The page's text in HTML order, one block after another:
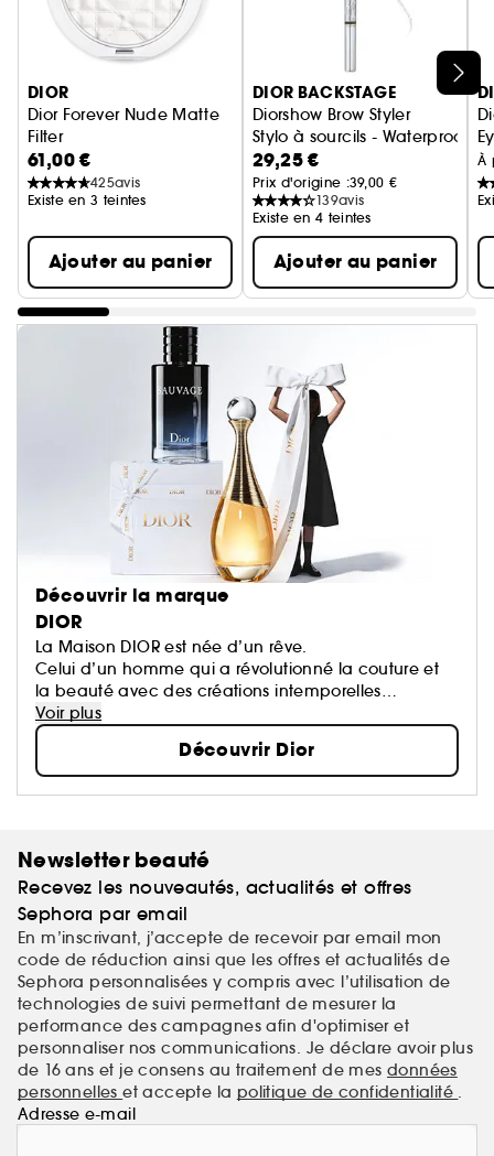
DIOR
Dior Forever Nude Matte
Filter
Poudre fixatrice floutante, mate lumineuse
61,00 €
425avis
Existe en 3 teintes
Ajouter au panier
DIOR BACKSTAGE
Diorshow Brow Styler
Stylo à sourcils - Waterproof -
29,25 €
Prix d'origine :39,00 €
139avis
Existe en 4 teintes
Ajouter au panier
À
Découvrir la marque
DIOR
La Maison DIOR est née d’un rêve.
Celui d’un homme qui a révolutionné la couture et
la beauté avec des créations intemporelles
devenues des icônes.
Chaque création de la Maison porte une part de
son rêve qui oeuvre pour un monde plus beau et
plus heureux.
Voir plus
Découvrir Dior
Newsletter beauté
Recevez les nouveautés, actualités et offres
Sephora par email
En m’inscrivant, j’accepte de recevoir par email mon
code de réduction ainsi que les offres et actualités de
Sephora personnalisées y compris avec l’utilisation de
technologies de suivi permettant de mesurer la
performance des campagnes afin d'optimiser et
personnaliser nos communications. Je déclare avoir plus
de 16 ans et je consens au traitement de mes données
personnelleset accepte la politique de confidentialité .
Adresse e-mail